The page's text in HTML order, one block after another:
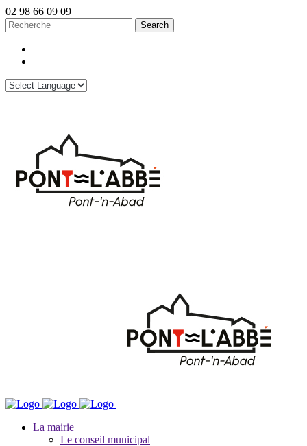
02 98 66 09 09
La mairie
Le conseil municipal